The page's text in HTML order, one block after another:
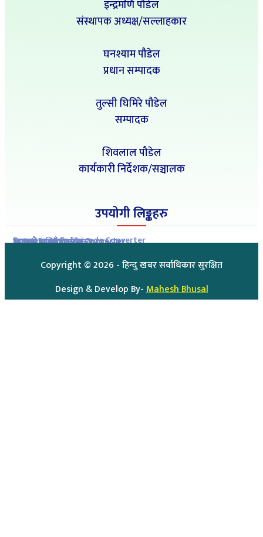
इन्द्रमणि पौडेल
संस्थापक अध्यक्ष/सल्लाहकार
घनश्याम पौडेल
प्रधान सम्पादक
तुल्सी घिमिरे पौडेल
सम्पादक
शिवलाल पौडेल
कार्यकारी निर्देशक/सञ्चालक
उपयोगी लिङ्कहरु
Romanized to Unicode Converter
Preeti to Unicode Converter
Unicode to Preeti Converter
आजको राशिफल
आजको सुनचाँदीको मुल्य
Copyright ©2026 - हिन्दु खबर सर्वाधिकार सुरक्षित
Design & Develop By-Mahesh Bhusal